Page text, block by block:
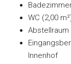
WC (2,00
Abstellraum
Innenhof